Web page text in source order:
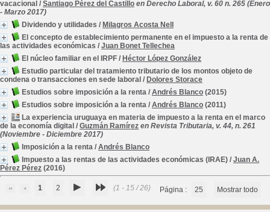
vacacional / Santiago Pérez del Castillo en Derecho Laboral, v. 60 n. 265 (Enero
- Marzo 2017)
Dividendo y utilidades / Milagros Acosta Nell
El concepto de establecimiento permanente en el impuesto a la renta de
las actividades económicas / Juan Bonet Tellechea
El núcleo familiar en el IRPF / Héctor López González
Estudio particular del tratamiento tributario de los montos objeto de
condena o transacciones en sede laboral / Dolores Storace
Estudios sobre imposición a la renta / Andrés Blanco (2015)
Estudios sobre imposición a la renta / Andrés Blanco (2011)
La experiencia uruguaya en materia de impuesto a la renta en el marco
de la economía digital / Guzmán Ramírez en Revista Tributaria, v. 44, n. 261
(Noviembre - Diciembre 2017)
Imposición a la renta / Andrés Blanco
Impuesto a las rentas de las actividades económicas (IRAE) / Juan A.
Pérez Pérez (2016)
1 2 (1 - 15 / 26) Página : 25 Mostrar todo